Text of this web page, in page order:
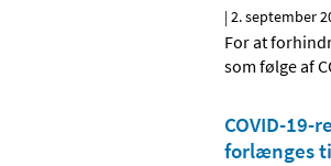
|2. september
For at
som følge af
COVID-
forlænges